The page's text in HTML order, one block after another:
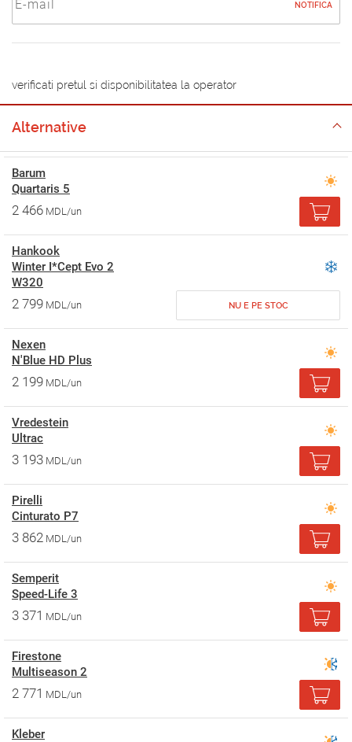
NOTIFICA
verificati pretul si disponibilitatea la operator
Alternative
Barum
Quartaris 5
2 466 MDL/un
Hankook
Winter I*Cept Evo 2
W320
2 799 MDL/un NU E PE STOC
Nexen
N'Blue HD Plus
2 199 MDL/un
Vredestein
Ultrac
3 193 MDL/un
Pirelli
Cinturato P7
3 862 MDL/un
Semperit
Speed-Life 3
3 371 MDL/un
Firestone
Multiseason 2
2 771 MDL/un
Kleber